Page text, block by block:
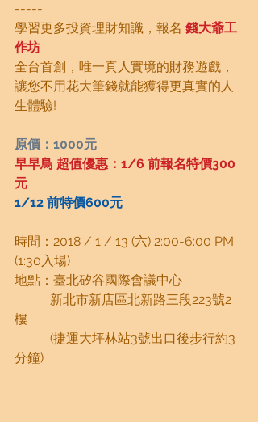
-----
學習更多投資理財知識，報名 錢大爺工
作坊
全台首創，唯一真人實境的財務遊戲，
讓您不用花大筆錢就能獲得更真實的人
生體驗!
原價：1000元​
早早鳥 超值優惠：1/6 前報名特價300
元
1/12 前特價600元
時間：2018 / 1 / 13 (六) 2:00-6:00 PM​
(1:30入場)
地點：臺北矽谷國際會議中心
樓
分鐘)